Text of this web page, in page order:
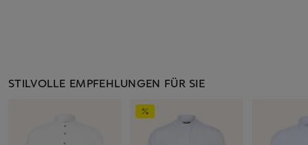
STILVOLLE EMPFEHLUNGEN FÜR SIE